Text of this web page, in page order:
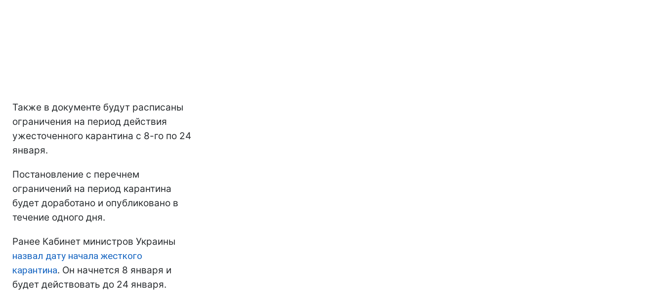
Также в документе будут расписаны
ограничения на период действия
ужесточенного карантина с 8-го по 24
января.
Постановление с перечнем
ограничений на период карантина
будет доработано и опубликовано в
течение одного дня.
Ранее Кабинет министров Украины
назвал дату начала жесткого
карантина. Он начнется 8 января и
будет действовать до 24 января.